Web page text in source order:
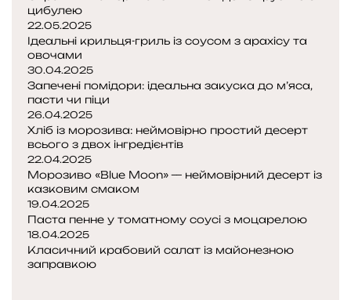
цибулею
22.05.2025
Ідеальні крильця-гриль із соусом з арахісу та
овочами
30.04.2025
Запечені помідори: ідеальна закуска до м’яса,
пасти чи піци
26.04.2025
Хліб із морозива: неймовірно простий десерт
всього з двох інгредієнтів
22.04.2025
Морозиво «Blue Moon» — неймовірний десерт із
казковим смаком
19.04.2025
Паста пенне у томатному соусі з моцарелою
18.04.2025
Класичний крабовий салат із майонезною
заправкою